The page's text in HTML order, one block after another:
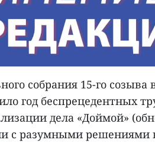
собрания 15-го созыва
год беспрецедентных
дела «Доймой»
с разумными